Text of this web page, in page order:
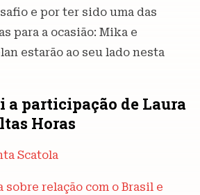
e por ter sido uma das
para a ocasião: Mika e
estarão ao seu lado nesta
a participação de Laura
Horas
Scatola
sobre relação com o Brasil e